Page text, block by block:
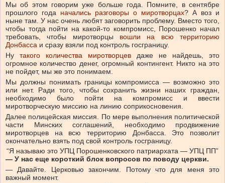
Мы об этом говорим уже больше года. Помните, в сентябре
прошлого года начались разговоры о миротворцах? А воз и
ныне там. У нас очень любят заговорить проблему. Вместо того,
чтобы тогда пойти на какой-то компромисс, Порошенко начал
требовать, чтобы миротворцы вошли на всю территорию
Донбасса и сразу взяли под контроль госграницу.
Ну такого количества миротворцев даже не найдешь, это
огромное количество денег, огромный контингент. Никто на это
не пойдет, мы же это понимаем.
Мы должны понимать границы компромисса — возможно это
или нет. Ради того, чтобы сохранить жизни наших граждан,
необходимо было пойти на компромисс и ввести
миротворческую миссию на линию соприкосновения.
Далее полицейская миссия. По мере выполнения политической
части Минских соглашений, необходимо продвижение
миротворцев на всю территорию Донбасса. Это позволит
окончательно взять под свой контроль госграницу.
“Я называю это УПЦ Порошенковского патриархата — УПЦ ПП”
— У нас еще короткий блок вопросов по поводу церкви.
— Давайте. Церковью закончим. Потому что для меня это
важный момент.